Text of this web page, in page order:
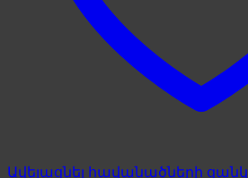
Ավելացնել հավանածների ցանկ